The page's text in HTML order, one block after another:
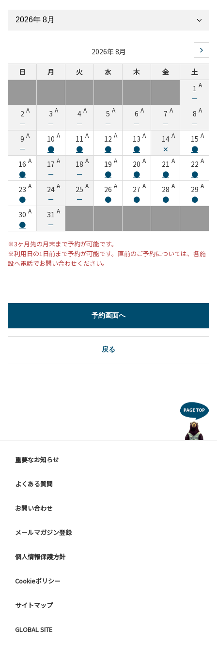
2026年 8月
日 月 火 水 木 金
土
1 A
－
2 A
－
3 A
－
4 A
－
5 A
－
6 A
－
7 A
－
8 A
－
9 A
－
10 A
●
11 A
●
12 A
●
13 A
●
14 A
✕
15 A
●
16 A
●
17 A
－
18 A
－
19 A
●
20 A
●
21 A
●
22 A
●
23 A
●
24 A
－
25 A
－
26 A
●
27 A
●
28 A
●
29 A
●
30 A
●
31 A
－
※3ヶ月先の月末まで予約が可能です。
※利用日の1日前まで予約が可能です。直前のご予約については、各施
設へ電話でお問い合わせください。
戻る
予約画面へ
重要なお知らせ
よくある質問
お問い合わせ
メールマガジン登録
個人情報保護方針
Cookieポリシー
サイトマップ
GLOBAL SITE